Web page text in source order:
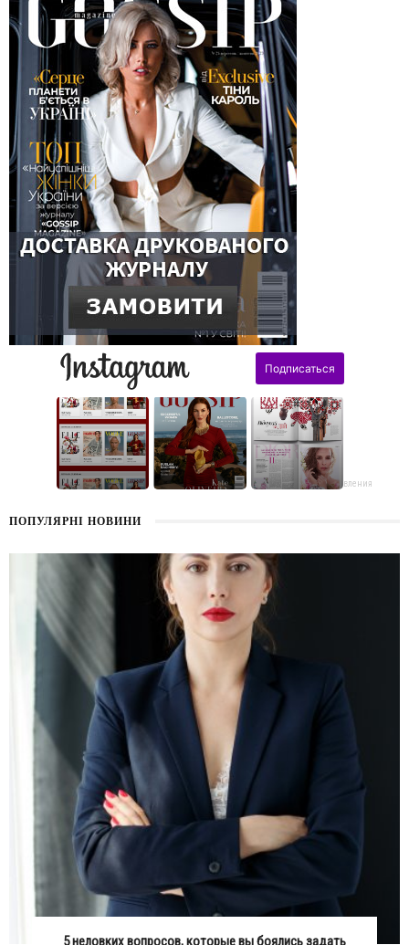
поздравления
ПОПУЛЯРНІ НОВИНИ
5 неловких вопросов, которые вы боялись задать